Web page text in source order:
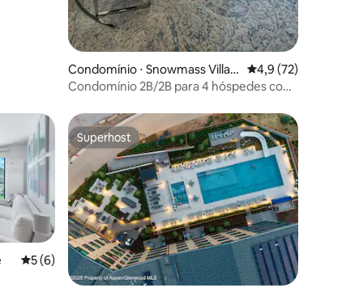
Condomínio ⋅ Snowmass Villag
e
4,9 de uma
4,9 (72)
Condomínio 2B/2B para 4 hóspedes com
5 de uma avaliação média de 5, 6 avaliações
5 (6)
Superhost
Superhost